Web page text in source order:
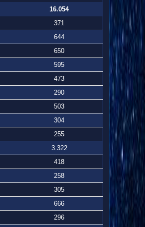
16.054
371
644
650
595
473
290
503
304
255
3.322
418
258
305
666
296